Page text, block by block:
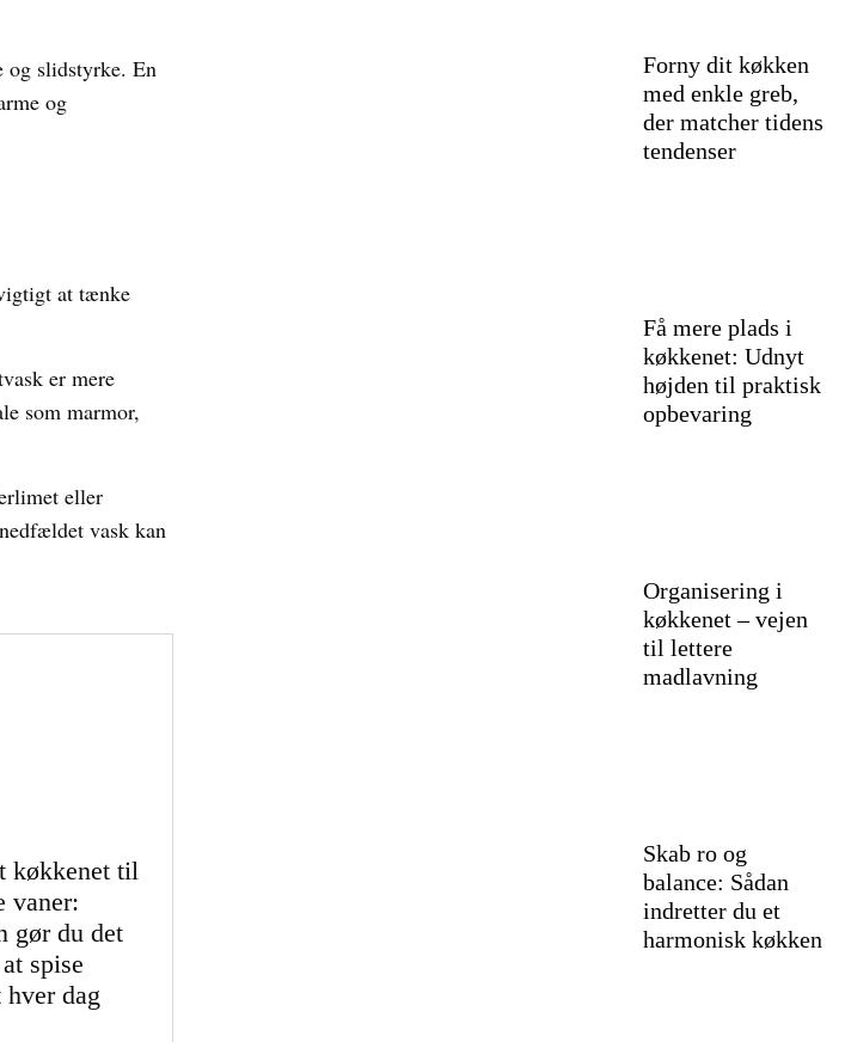
og slidstyrke. En
og
at tænke
er mere
som marmor,
eller
vask kan
køkkenet til
vaner:
gør du det
spise
hver dag
Forny dit køkken
med enkle greb,
der matcher tidens
tendenser
Få mere plads i
køkkenet: Udnyt
højden til praktisk
opbevaring
Organisering i
køkkenet – vejen
til lettere
madlavning
Skab ro og
balance: Sådan
indretter du et
harmonisk køkken